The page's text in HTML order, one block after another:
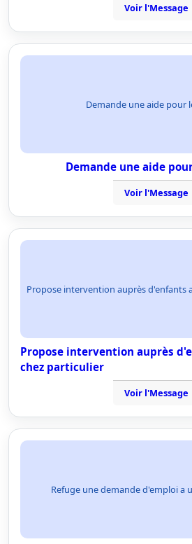
Voir l'Message
Demande une aide pour
Demande une aide
Voir l'Message
Propose intervention auprès d'enfants
Propose intervention auprès
chez particulier
Voir l'Message
Refuge une demande d'emploi a